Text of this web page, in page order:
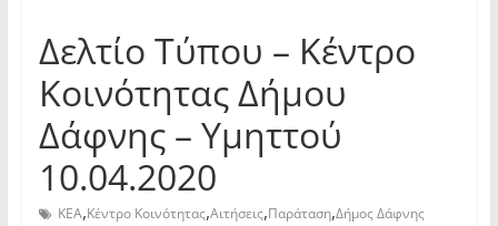
Δελτίο Τύπου – Κέντρο
Κοινότητας Δήμου
Δάφνης – Υμηττού
10.04.2020
ΚΕΑ,Κέντρο Κοινότητας,Αιτήσεις,Παράταση,Δήμος Δάφνης